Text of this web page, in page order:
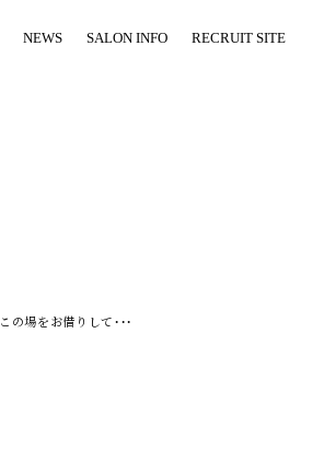
NEWS SALON INFO RECRUIT SITE
この場をお借りして・・・